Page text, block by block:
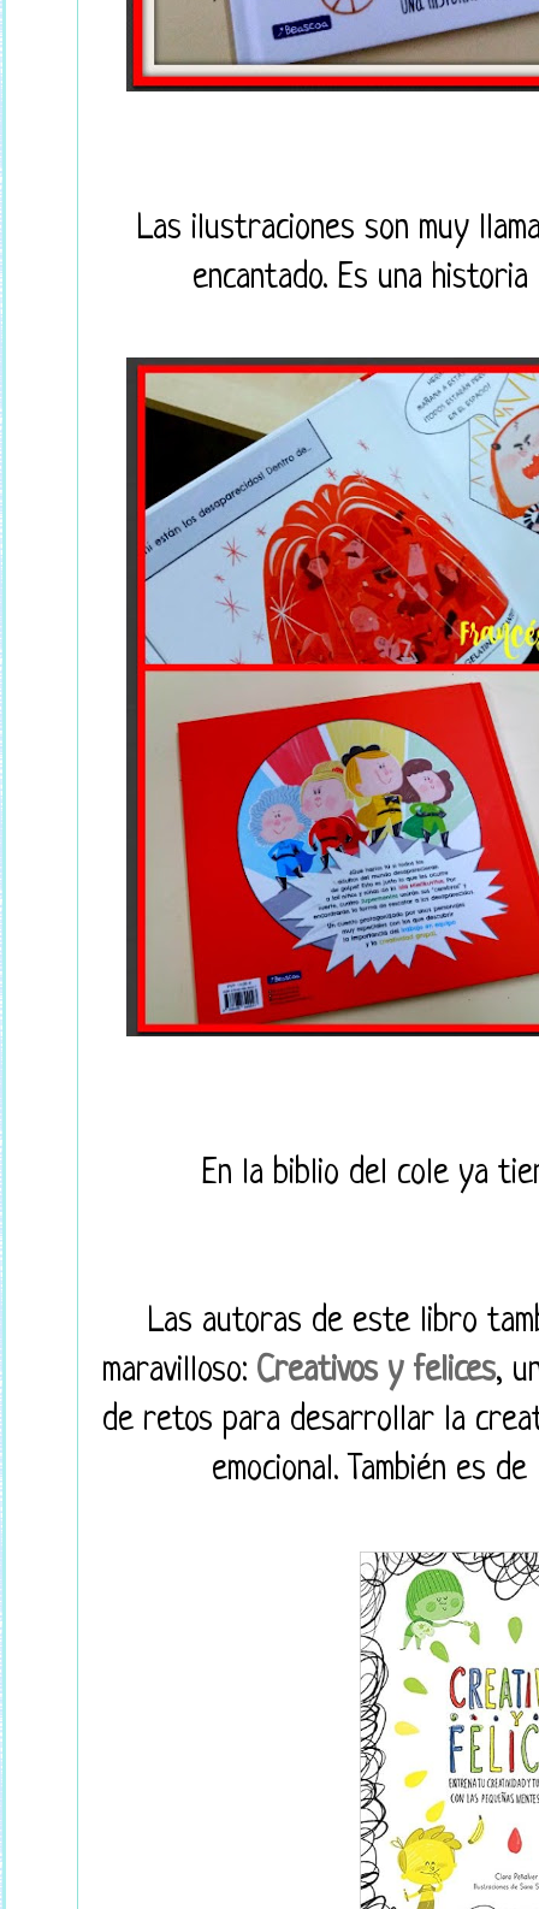
Las ilustraciones son muy
encantado. Es una
En la biblio del cole ya
Las autoras de este libro
maravilloso: Creativos y felices,
de retos para desarrollar la
emocional. También es